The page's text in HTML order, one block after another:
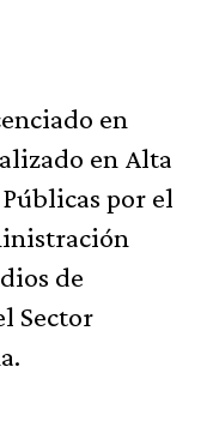
en
en Alta
por el
de
Sector